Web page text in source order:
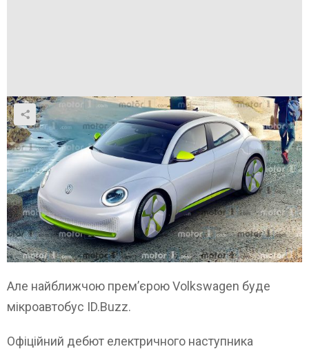
Але найближчою прем’єрою Volkswagen буде
мікроавтобус ID.Buzz.
Офіційний дебют електричного наступника